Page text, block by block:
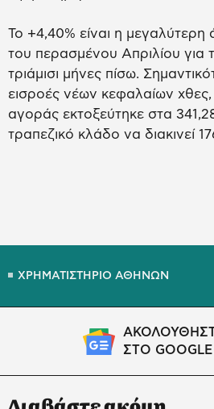
Το +4,40% είναι η μεγαλύτερη
του περασμένου Απριλίου για
τριάμισι μήνες πίσω.
εισροές νέων κεφαλαίων
αγοράς εκτοξεύτηκε στα
τραπεζικό κλάδο να διακινεί
ΧΡΗΜΑΤΙΣΤΗΡΙΟ ΑΘΗΝΩΝ
ΣΤΟ GOOGLE